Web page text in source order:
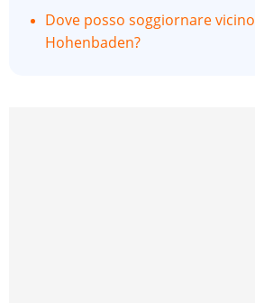
Dove posso soggiornare
Hohenbaden?